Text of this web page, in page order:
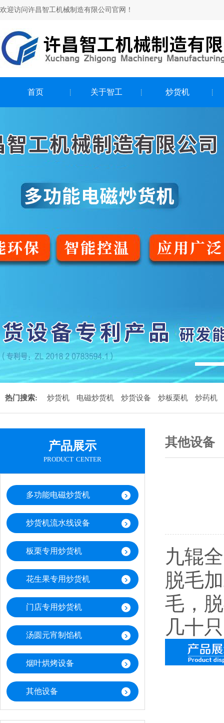
欢迎访问许昌智工机械制造有限公司官网！
首页 关于智工 炒货机
热门搜索: 炒货机 电磁炒货机 炒货设备 炒板栗机 炒药机
产品展示
product center
多功能电磁炒货机
炒货机流水线设备
板栗专用炒货机
花生果专用炒货机
门店专用炒货机
汤圆元宵制馅机
烟叶烘烤设备
其他设备
其他设备
九辊
脱毛
毛，
几十